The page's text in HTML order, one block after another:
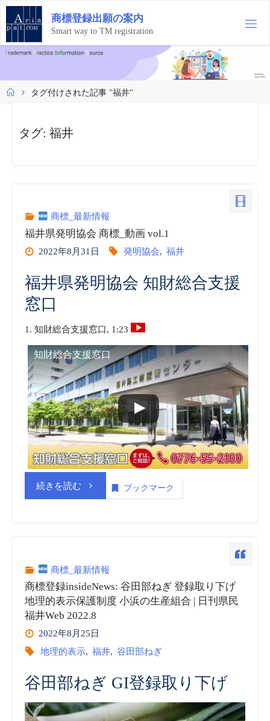
コ
テ
ン
ツ
ス
キ
商標登録出願の案内
Smart way to TM registration
ホ
タグ付けされた記事 "福井"
タグ:福井
商標_最新情報
福井県発明協会 商標_動画 vol.1
2022年8月31日 発明協会, 福井
福井県発明協会 知財総合支援
窓口
1. 知財総合支援窓口, 1:23
知財総合支援窓口
続きを読む“福
発
明
協
会
標
ブックマーク
商標_最新情報
商標登録insideNews: 谷田部ねぎ 登録取り下げ
地理的表示保護制度 小浜の生産組合 | 日刊県民
福井Web 2022.8
2022年8月25日
地理的表示, 福井, 谷田部ねぎ
谷田部ねぎ GI登録取り下げ